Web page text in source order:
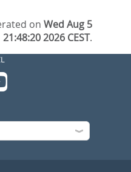
onWed Aug 5
21:48:20 2026 CEST.